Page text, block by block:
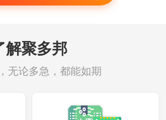
解聚多邦
无论多急，都能如期